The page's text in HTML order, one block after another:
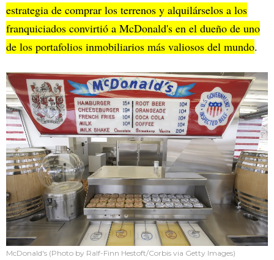
estrategia de comprar los terrenos y alquilárselos a los
franquiciados convirtió a McDonald's en el dueño de uno
de los portafolios inmobiliarios más valiosos del mundo.
McDonald's (Photo by Ralf-Finn Hestoft/Corbis via Getty Images)